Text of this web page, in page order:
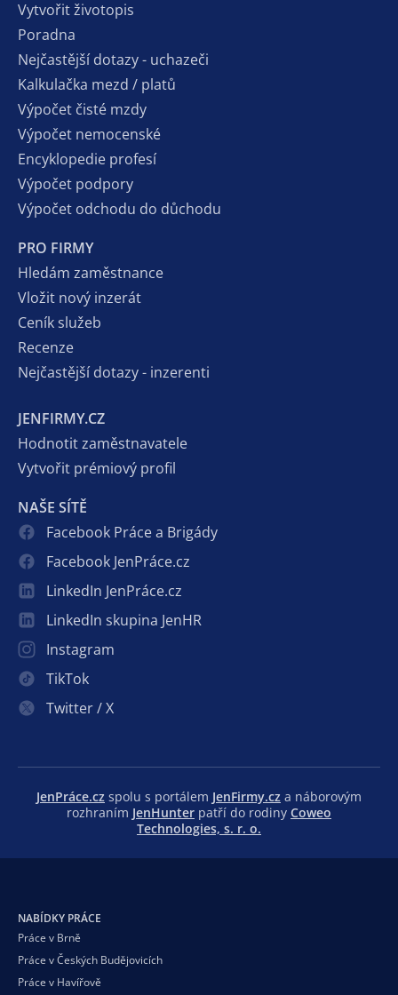
Vytvořit životopis
Poradna
Nejčastější dotazy - uchazeči
Kalkulačka mezd / platů
Výpočet čisté mzdy
Výpočet nemocenské
Encyklopedie profesí
Výpočet podpory
Výpočet odchodu do důchodu
PRO FIRMY
Hledám zaměstnance
Vložit nový inzerát
Ceník služeb
Recenze
Nejčastější dotazy - inzerenti
JENFIRMY.CZ
Hodnotit zaměstnavatele
Vytvořit prémiový profil
NAŠE SÍTĚ
Facebook Práce a Brigády
Facebook JenPráce.cz
LinkedIn JenPráce.cz
LinkedIn skupina JenHR
Instagram
TikTok
Twitter / X
JenPráce.cz spolu s portálem JenFirmy.cz a náborovým
rozhraním JenHunter patří do rodiny Coweo
Technologies, s. r. o.
NABÍDKY PRÁCE
Práce v Brně
Práce v Českých Budějovicích
Práce v Havířově